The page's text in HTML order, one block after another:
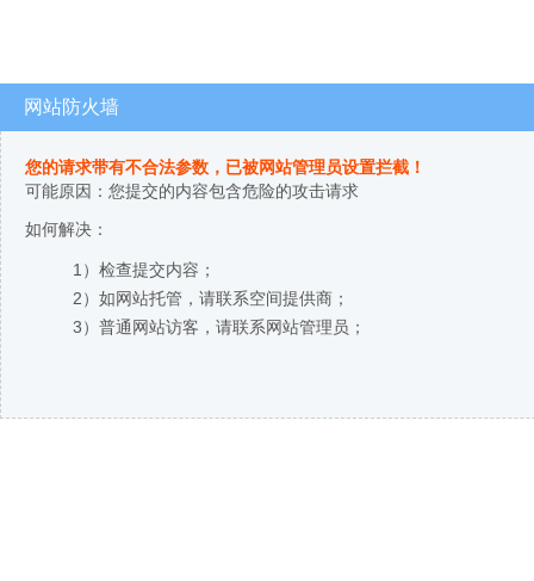
网站防火墙
您的请求带有不合法参数，已被网站管理员设置拦截！
可能原因：您提交的内容包含危险的攻击请求
如何解决：
1）检查提交内容；
2）如网站托管，请联系空间提供商；
3）普通网站访客，请联系网站管理员；